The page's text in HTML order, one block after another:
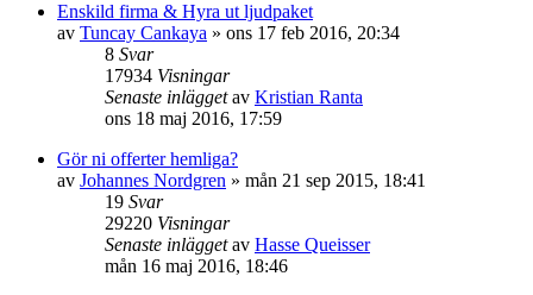
Enskild firma & Hyra ut ljudpaket
av Tuncay Cankaya » ons 17 feb 2016, 20:34
8 Svar
17934 Visningar
Senaste inläggetav Kristian Ranta
ons 18 maj 2016, 17:59
Gör ni offerter hemliga?
av Johannes Nordgren » mån 21 sep 2015, 18:41
19 Svar
29220 Visningar
Senaste inläggetav Hasse Queisser
mån 16 maj 2016, 18:46